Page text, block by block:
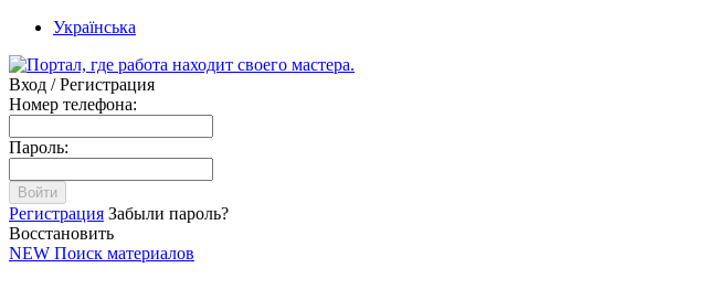
Українська
Вход / Регистрация
Номер телефона:
Пароль:
Войти
Регистрация Забыли пароль?
Восстановить
NEW Поиск материалов